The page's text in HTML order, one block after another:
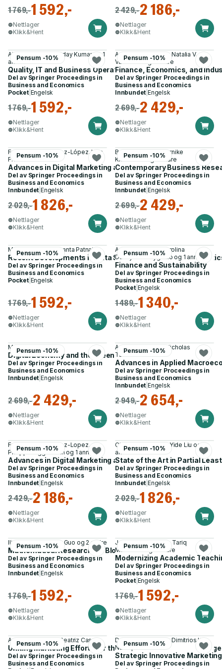
1 769,-1 592,-
Nettlager
Klikk&Hent
2 429,-2 186,-
Nettlager
Klikk&Hent
Pensum -10%
Ajit Kumar Verma, Uday Kumar og 1
annen
Quality, IT and Business Operations
Del av Springer Proceedings in
Business and Economics
Pocket| Engelsk
1 769,-1 592,-
Nettlager
Klikk&Hent
Pensum -10%
Anna Rumyantseva, Natalia V.
Vasilenko og 2 andre
Finance, Economics, and
Del av Springer Proceedings in
Business and Economics
Innbundet |Engelsk
2 699,-2 429,-
Nettlager
Klikk&Hent
Pensum -10%
Francisco J. Martínez-López, Luis
F. Martinez
Advances in Digital Marketing and eCommerce
Del av Springer Proceedings in
Business and Economics
Innbundet |Engelsk
2 029,-1 826,-
Nettlager
Klikk&Hent
Pensum -10%
Baker Al Serhan, Tornike
Khoshtaria og 4 andre
Contemporary Business
Del av Springer Proceedings in
Business and Economics
Innbundet |Engelsk
2 699,-2 429,-
Nettlager
Klikk&Hent
Pensum -10%
Madjid Tavana, Srikanta Patnaik
Recent Developments in Data Science and Business
Del av Springer Proceedings in
Business and Economics
Pocket| Engelsk
1 769,-1 592,-
Nettlager
Klikk&Hent
Pensum -10%
Agnieszka Bem, Karolina
Daszyńska-Żygadło og 1 annen
Finance and Sustainability
Del av Springer Proceedings in
Business and Economics
Pocket| Engelsk
1 489,-1 340,-
Nettlager
Klikk&Hent
Pensum -10%
Mihail Busu
Digital Economy and the Green Revolution
Del av Springer Proceedings in
Business and Economics
Innbundet |Engelsk
2 699,-2 429,-
Nettlager
Klikk&Hent
Pensum -10%
Aspasia Vlachvei, Nicholas
Tsounis
Advances in Applied
Del av Springer Proceedings in
Business and Economics
Innbundet |Engelsk
2 949,-2 654,-
Nettlager
Klikk&Hent
Pensum -10%
Francisco J. Martinez-Lopez,
Philipp Bruggemann og 1 annen
Advances in Digital Marketing and eCommerce
Del av Springer Proceedings in
Business and Economics
Innbundet |Engelsk
2 429,-2 186,-
Nettlager
Klikk&Hent
Pensum -10%
Christian M. Ringle, Yide Liu og 4
andre
State of the Art in Partial
Del av Springer Proceedings in
Business and Economics
Innbundet |Engelsk
2 029,-1 826,-
Nettlager
Klikk&Hent
Pensum -10%
Ilias Kotsireas, Yike Guo og 2 andre
Mathematical Research for Blockchain Economy
Del av Springer Proceedings in
Business and Economics
Innbundet |Engelsk
1 769,-1 592,-
Nettlager
Klikk&Hent
Pensum -10%
Jorge Marx Gomez, Tariq
Mahmoud og 2 andre
Modernizing Academic
Del av Springer Proceedings in
Business and Economics
Pocket| Engelsk
1 769,-1 592,-
Nettlager
Klikk&Hent
Pensum -10%
Ana Maria Soares, Beatriz Casais
Uniting Marketing Efforts for the Common Good—A
Del av Springer Proceedings in
Business and Economics
Pensum -10%
Damianos P. Sakas, Dimitrios K.
Nasiopoulos
Strategic Innovative Marketing
Del av Springer Proceedings in